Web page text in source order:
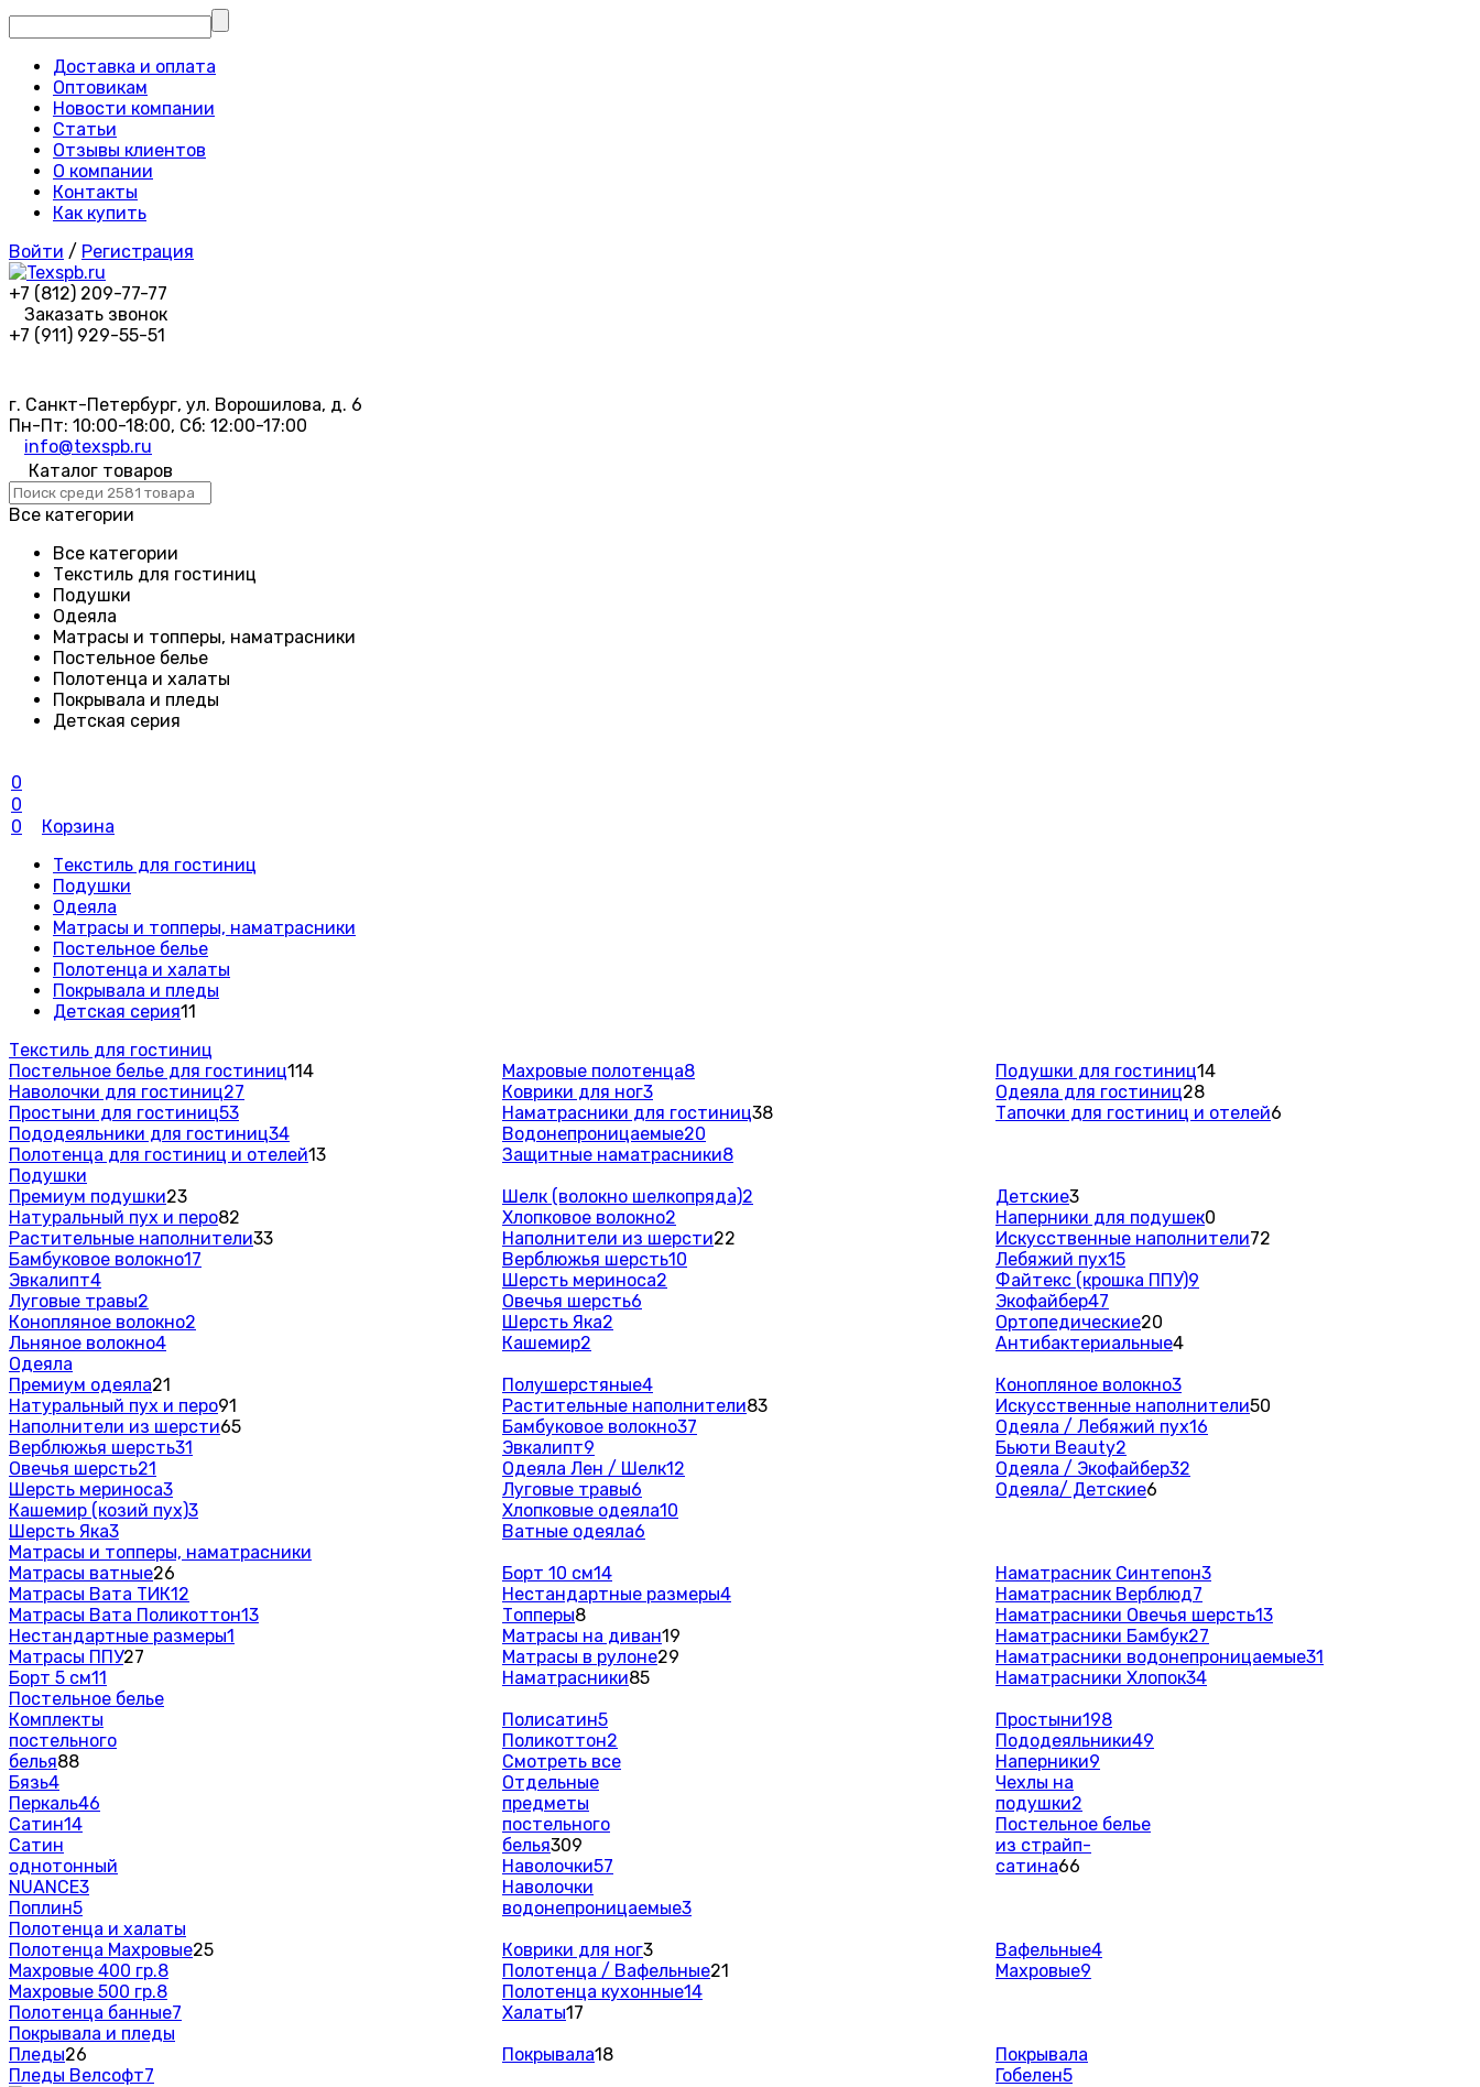
Доставка и оплата
Оптовикам
Новости компании
Статьи
Отзывы клиентов
О компании
Контакты
Как купить
Войти / Регистрация
+7 (812) 209-77-77
Заказать звонок
+7 (911) 929-55-51
г. Санкт-Петербург, ул. Ворошилова, д. 6
Пн-Пт: 10:00-18:00, Сб: 12:00-17:00
info@texspb.ru
Каталог товаров
Все категории
Все категории
Текстиль для гостиниц
Подушки
Одеяла
Матрасы и топперы, наматрасники
Постельное белье
Полотенца и халаты
Покрывала и пледы
Детская серия
0
0
0
Корзина
Текстиль для гостиниц
Подушки
Одеяла
Матрасы и топперы, наматрасники
Постельное белье
Полотенца и халаты
Покрывала и пледы
Детская серия11
Текстиль для гостиниц
Постельное белье для гостиниц114
Наволочки для гостиниц27
Простыни для гостиниц53
Пододеяльники для гостиниц34
Полотенца для гостиниц и отелей13
Махровые полотенца8
Коврики для ног3
Наматрасники для гостиниц38
Водонепроницаемые20
Защитные наматрасники8
Подушки для гостиниц14
Одеяла для гостиниц28
Тапочки для гостиниц и отелей6
Подушки
Премиум подушки23
Натуральный пух и перо82
Растительные наполнители33
Бамбуковое волокно17
Эвкалипт4
Луговые травы2
Конопляное волокно2
Льняное волокно4
Шелк (волокно шелкопряда)2
Хлопковое волокно2
Наполнители из шерсти22
Верблюжья шерсть10
Шерсть мериноса2
Овечья шерсть6
Шерсть Яка2
Кашемир2
Детские3
Наперники для подушек0
Искусственные наполнители72
Лебяжий пух15
Файтекс (крошка ППУ)9
Экофайбер47
Ортопедические20
Антибактериальные4
Одеяла
Премиум одеяла21
Натуральный пух и перо91
Наполнители из шерсти65
Верблюжья шерсть31
Овечья шерсть21
Шерсть мериноса3
Кашемир (козий пух)3
Шерсть Яка3
Полушерстяные4
Растительные наполнители83
Бамбуковое волокно37
Эвкалипт9
Одеяла Лен / Шелк12
Луговые травы6
Хлопковые одеяла10
Ватные одеяла6
Конопляное волокно3
Искусственные наполнители50
Одеяла / Лебяжий пух16
Бьюти Beauty2
Одеяла / Экофайбер32
Одеяла/ Детские6
Матрасы и топперы, наматрасники
Матрасы ватные26
Матрасы Вата ТИК12
Матрасы Вата Поликоттон13
Нестандартные размеры1
Матрасы ППУ27
Борт 5 см11
Борт 10 см14
Нестандартные размеры4
Топперы8
Матрасы на диван19
Матрасы в рулоне29
Наматрасники85
Наматрасник Синтепон3
Наматрасник Верблюд7
Наматрасники Овечья шерсть13
Наматрасники Бамбук27
Наматрасники водонепроницаемые31
Наматрасники Хлопок34
Постельное белье
Комплекты
постельного
белья88
Бязь4
Перкаль46
Сатин14
Сатин
однотонный
NUANCE3
Поплин5
Полисатин5
Поликоттон2
Смотреть все
Отдельные
предметы
постельного
белья309
Наволочки57
Наволочки
водонепроницаемые3
Простыни198
Пододеяльники49
Наперники9
Чехлы на
подушки2
Постельное белье
из страйп-
сатина66
Полотенца и халаты
Полотенца Махровые25
Махровые 400 гр.8
Махровые 500 гр.8
Полотенца банные7
Коврики для ног3
Полотенца / Вафельные21
Полотенца кухонные14
Халаты17
Вафельные4
Махровые9
Покрывала и пледы
Пледы26
Пледы Велсофт7
Покрывала18
Покрывала
Гобелен5